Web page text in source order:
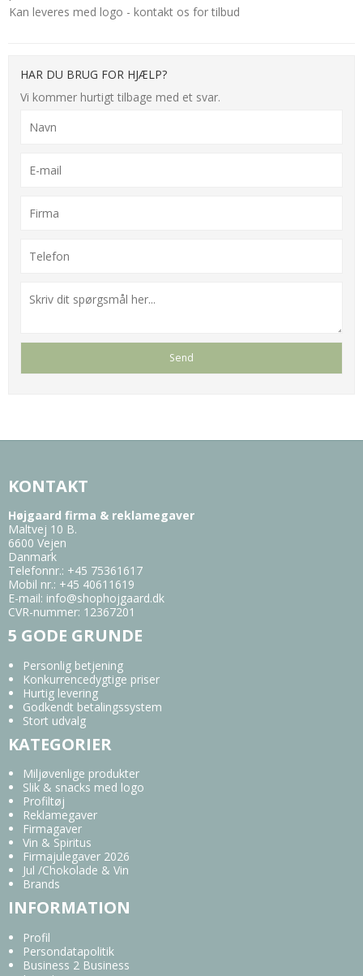
Kan leveres med logo - kontakt os for tilbud
HAR DU BRUG FOR HJÆLP?
Vi kommer hurtigt tilbage med et svar.
KONTAKT
Højgaard firma & reklamegaver
Maltvej 10 B.
6600 Vejen
Danmark
Telefonnr.: +45 75361617
Mobil nr.: +45 40611619
E-mail: info@shophojgaard.dk
CVR-nummer: 12367201
5 GODE GRUNDE
Personlig betjening
Konkurrencedygtige priser
Hurtig levering
Godkendt betalingssystem
Stort udvalg
KATEGORIER
Miljøvenlige produkter
Slik & snacks med logo
Profiltøj
Reklamegaver
Firmagaver
Vin & Spiritus
Firmajulegaver 2026
Jul /Chokolade & Vin
Brands
INFORMATION
Profil
Persondatapolitik
Business 2 Business